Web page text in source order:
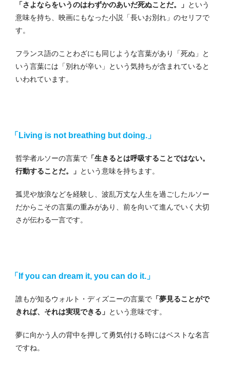
「さよならをいうのはわずかのあいだ死ぬことだ。」 という
意味を持ち、映画にもなった小説「長いお別れ」のセリフで
す。
フランス語のことわざにも同じような言葉があり「死ぬ」と
いう言葉には「別れが辛い」という気持ちが含まれていると
いわれています。
「Living is not breathing but doing.」
哲学者ルソーの言葉で 「生きるとは呼吸することではない。
行動することだ。」 という意味を持ちます。
孤児や放浪などを経験し、波乱万丈な人生を過ごしたルソー
だからこその言葉の重みがあり、前を向いて進んでいく大切
さが伝わる一言です。
「If you can dream it, you can do it.」
誰もが知るウォルト・ディズニーの言葉で 「夢見ることがで
きれば、それは実現できる」 という意味です。
夢に向かう人の背中を押して勇気付ける時にはベストな名言
ですね。